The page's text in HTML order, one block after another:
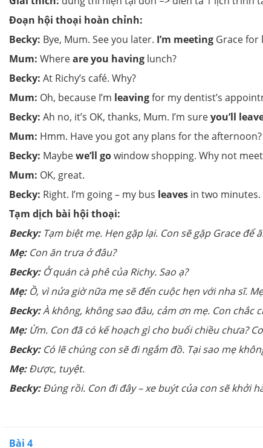
Đoạn hội thoại hoàn chỉnh:
Becky: Bye, Mum. See you later. I’m meeting Grace for
Mum: Whereare you having lunch?
Becky: At Richy’s café. Why?
Mum: Oh, because I’m leavingfor my dentist’s
Becky: Ah no, it’s OK, thanks, Mum. I’m sureyou’ll
Mum: Hmm. Have you got any plans for the
Becky: Maybewe’ll gowindow shopping. Why not
Mum: OK, great.
Becky: Right. I’m going – my bus leaves in two minutes.
Tạm dịch bài hội thoại:
Becky:Tạm biệt mẹ. Hẹn gặp lại. Con sẽ gặp Grace để
Mẹ:Con ăn trưa ở đâu?
Becky:Ở quán cà phê của Richy. Sao ạ?
Mẹ:Ồ, vì nửa giờ nữa mẹ sẽ đến cuộc hẹn với nha sĩ.
Becky:À không, không sao đâu, cảm ơn mẹ. Con chắc
Mẹ:Ừm. Con đã có kế hoạch gì cho buổi chiều chưa?
Becky:Có lẽ chúng con sẽ đi ngắm đồ. Tại sao mẹ
Mẹ:Được, tuyệt.
Becky:Đúng rồi. Con đi đây – xe buýt của con sẽ khởi
Bài 4